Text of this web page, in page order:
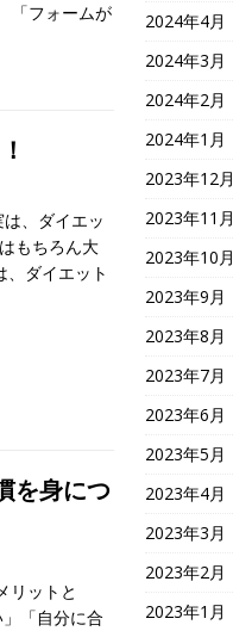
「フォームが
、ダイエッ
もちろん大
ダイエット
を身につ
リットと
「自分に合
2024年4月
2024年3月
2024年2月
2024年1月
2023年12月
2023年11月
2023年10月
2023年9月
2023年8月
2023年7月
2023年6月
2023年5月
2023年4月
2023年3月
2023年2月
2023年1月